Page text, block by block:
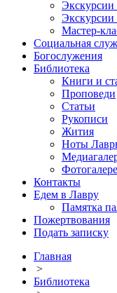
Экскурсии
Экскурсии
Мастер-
Социальная
Богослужения
Библиотека
Книги и
Проповеди
Статьи
Рукописи
Жития
Ноты
Контакты
Едем в Лавру
Памятка
Пожертвования
Подать записку
Главная
>
Библиотека